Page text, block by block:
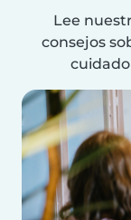
Lee
consejos
cuidado